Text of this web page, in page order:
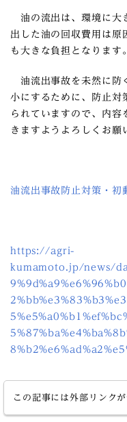
油の流出は、環境に大
出した油の回収費用は原
も大きな負担となります。
油流出事故を未然に防
小にするために、防止対
られていますので、内容
きますようよろしくお願
油流出事故防止対策・
https://agri-
kumamoto.jp/news/
この記事には外部リンク